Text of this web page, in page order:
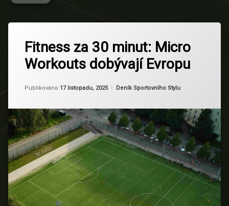
Fitness za 30 minut: Micro
Workouts dobývají Evropu
Publikováno 17 listopadu, 2025
Aktualizováno 17 listopadu, 2025
Od Ruby
Kategorie:
Deník Sportovního Stylu
časová
úspora
cvičení
efektivita
Evropský
trend
Fitness
Flexibilita
komentář
na
Fitness
za
minut:
dobývají
Evropu